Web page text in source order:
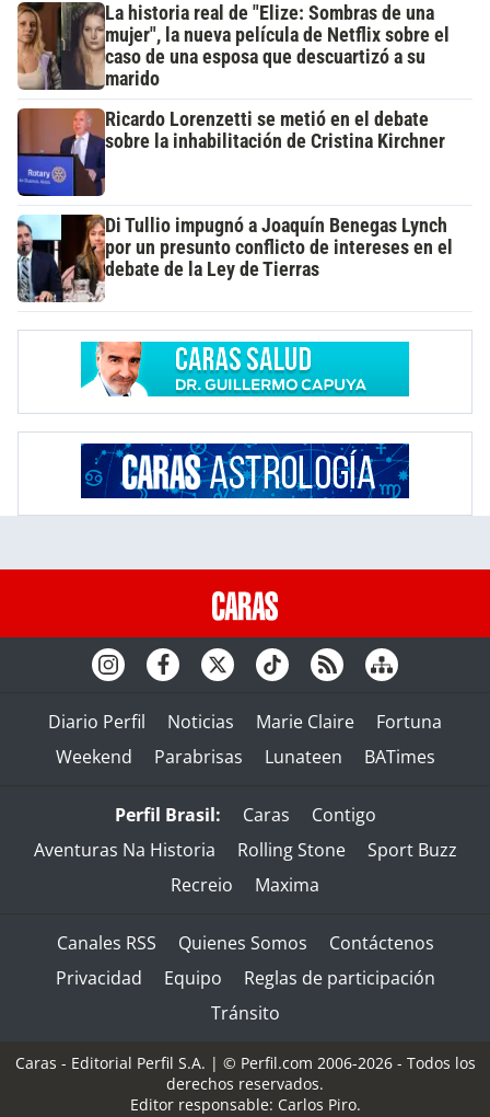
La historia real de "Elize: Sombras de una
mujer", la nueva película de Netflix sobre el
caso de una esposa que descuartizó a su
marido
Ricardo Lorenzetti se metió en el debate
sobre la inhabilitación de Cristina Kirchner
Di Tullio impugnó a Joaquín Benegas Lynch
por un presunto conflicto de intereses en el
debate de la Ley de Tierras
Diario Perfil Noticias Marie Claire
Fortuna
Weekend
Parabrisas Lunateen BATimes
Perfil Brasil: Caras
Contigo
Aventuras Na Historia
Rolling Stone
Sport Buzz
Recreio
Maxima
Canales RSS Quienes Somos
Contáctenos
Privacidad
Equipo
Reglas de participación
Tránsito
Caras - Editorial Perfil S.A. | © Perfil.com 2006-2026 - Todos los
derechos reservados.
Editor responsable: Carlos Piro.